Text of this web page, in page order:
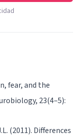
fear, and the
23(4–5):
(2011). Differences